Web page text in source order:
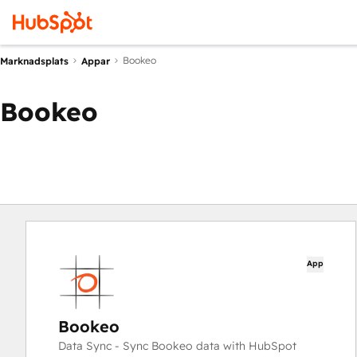
Marknadsplats Appar Bookeo
Bookeo
App
Bookeo
Data Sync - Sync Bookeo data with HubSpot